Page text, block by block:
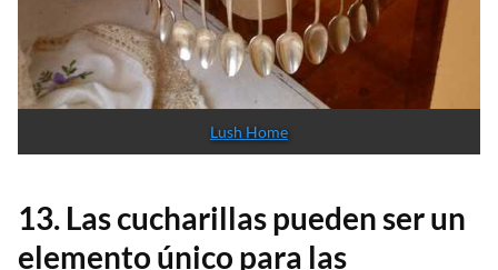
Lush Home
13. Las cucharillas pueden ser un
elemento único para las